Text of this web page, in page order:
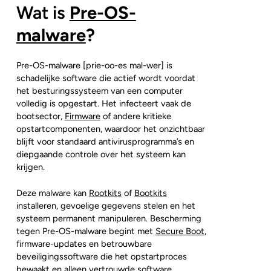
Wat is Pre-OS-
malware?
Pre-OS-malware [prie-oo-es mal-wer] is
schadelijke software die actief wordt voordat
het besturingssysteem van een computer
volledig is opgestart. Het infecteert vaak de
bootsector, Firmwareof andere kritieke
opstartcomponenten, waardoor het onzichtbaar
blijft voor standaard antivirusprogramma’s en
diepgaande controle over het systeem kan
krijgen.
Deze malware kan Rootkitsof Bootkits
installeren, gevoelige gegevens stelen en het
systeem permanent manipuleren. Bescherming
tegen Pre-OS-malware begint met Secure Boot,
firmware-updates en betrouwbare
beveiligingssoftware die het opstartproces